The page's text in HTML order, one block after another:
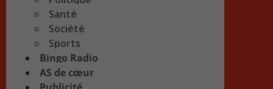
Santé
Société
Sports
Bingo Radio
AS de cœur